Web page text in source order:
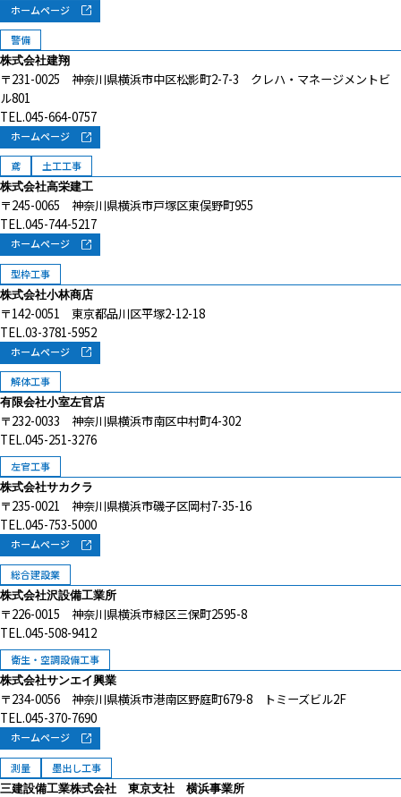
ホームページ
警備
株式会社建翔
ホームページ
〒231-0025 神奈川県横浜市中区松影町2-7-3 クレハ・マネージメントビ
ル801
TEL.045-664-0757
鳶 土工工事
株式会社高栄建工
ホームページ
〒245-0065 神奈川県横浜市戸塚区東俣野町955
TEL.045-744-5217
型枠工事
株式会社小林商店
ホームページ
〒142-0051 東京都品川区平塚2-12-18
TEL.03-3781-5952
解体工事
有限会社小室左官店
〒232-0033 神奈川県横浜市南区中村町4-302
TEL.045-251-3276
左官工事
株式会社サカクラ
ホームページ
〒235-0021 神奈川県横浜市磯子区岡村7-35-16
TEL.045-753-5000
総合建設業
株式会社沢設備工業所
〒226-0015 神奈川県横浜市緑区三保町2595-8
TEL.045-508-9412
衛生・空調設備工事
株式会社サンエイ興業
ホームページ
〒234-0056 神奈川県横浜市港南区野庭町679-8 トミーズビル2F
TEL.045-370-7690
測量 墨出し工事
三建設備工業株式会社 東京支社 横浜事業所